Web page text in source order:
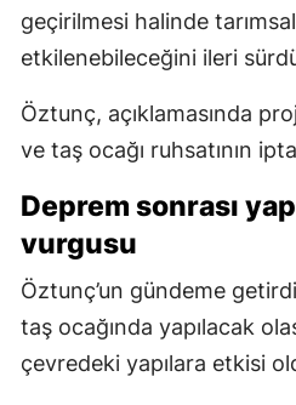
geçirilmesi halinde
etkilenebileceğini ileri
Öztunç, açıklamasında
ve taş ocağı ruhsatının
Deprem sonrası
vurgusu
Öztunç’un gündeme
taş ocağında yapılacak
çevredeki yapılara etkisi